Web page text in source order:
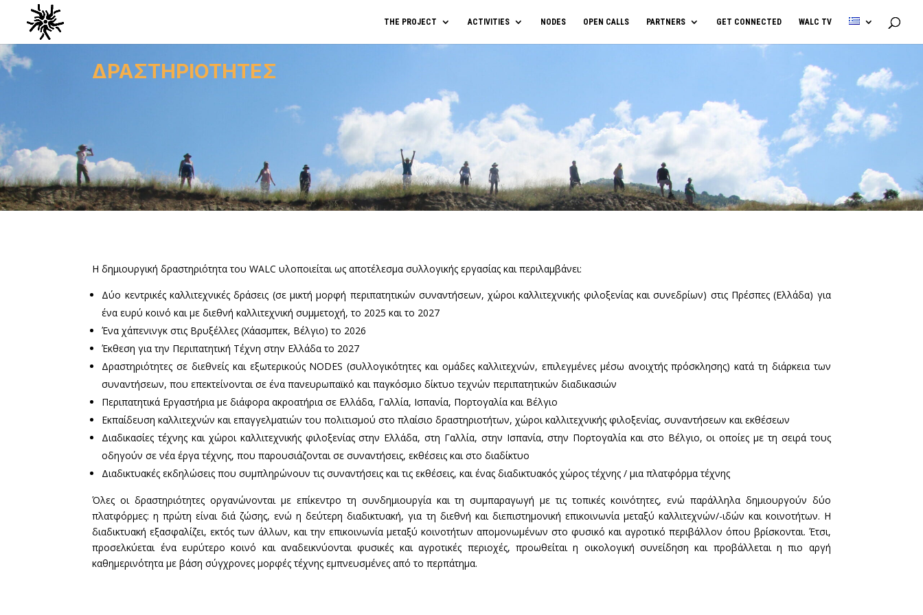
THE PROJECT ACTIVITIES NODES OPEN CALLS PARTNERS GET CONNECTED WALC TV
ΔΡΑΣΤΗΡΙΟΤΗΤΕΣ
Η δημιουργική δραστηριότητα του WALC υλοποιείται ως αποτέλεσμα συλλογικής εργασίας και περιλαμβάνει:
Δύο κεντρικές καλλιτεχνικές δράσεις (σε μικτή μορφή περιπατητικών συναντήσεων, χώροι καλλιτεχνικής φιλοξενίας και συνεδρίων) στις Πρέσπες (Ελλάδα) για
ένα ευρύ κοινό και με διεθνή καλλιτεχνική συμμετοχή, το 2025 και το 2027
Ένα χάπενινγκ στις Βρυξέλλες (Χάασμπεκ, Βέλγιο) το 2026
Έκθεση για την Περιπατητική Τέχνη στην Ελλάδα το 2027
Δραστηριότητες σε διεθνείς και εξωτερικούς NODES (συλλογικότητες και ομάδες καλλιτεχνών, επιλεγμένες μέσω ανοιχτής πρόσκλησης) κατά τη διάρκεια των
συναντήσεων, που επεκτείνονται σε ένα πανευρωπαϊκό και παγκόσμιο δίκτυο τεχνών περιπατητικών διαδικασιών
Περιπατητικά Εργαστήρια με διάφορα ακροατήρια σε Ελλάδα, Γαλλία, Ισπανία, Πορτογαλία και Βέλγιο
Εκπαίδευση καλλιτεχνών και επαγγελματιών του πολιτισμού στο πλαίσιο δραστηριοτήτων, χώροι καλλιτεχνικής φιλοξενίας, συναντήσεων και εκθέσεων
Διαδικασίες τέχνης και χώροι καλλιτεχνικής φιλοξενίας στην Ελλάδα, στη Γαλλία, στην Ισπανία, στην Πορτογαλία και στο Βέλγιο, οι οποίες με τη σειρά τους
οδηγούν σε νέα έργα τέχνης, που παρουσιάζονται σε συναντήσεις, εκθέσεις και στο διαδίκτυο
Διαδικτυακές εκδηλώσεις που συμπληρώνουν τις συναντήσεις και τις εκθέσεις, και ένας διαδικτυακός χώρος τέχνης / μια πλατφόρμα τέχνης
Όλες οι δραστηριότητες οργανώνονται με επίκεντρο τη συνδημιουργία και τη συμπαραγωγή με τις τοπικές κοινότητες, ενώ παράλληλα δημιουργούν δύο
πλατφόρμες: η πρώτη είναι διά ζώσης, ενώ η δεύτερη διαδικτυακή, για τη διεθνή και διεπιστημονική επικοινωνία μεταξύ καλλιτεχνών/-ιδών και κοινοτήτων. Η
διαδικτυακή εξασφαλίζει, εκτός των άλλων, και την επικοινωνία μεταξύ κοινοτήτων απομονωμένων στο φυσικό και αγροτικό περιβάλλον όπου βρίσκονται. Έτσι,
προσελκύεται ένα ευρύτερο κοινό και αναδεικνύονται φυσικές και αγροτικές περιοχές, προωθείται η οικολογική συνείδηση ​​και προβάλλεται η πιο αργή
καθημερινότητα με βάση σύγχρονες μορφές τέχνης εμπνευσμένες από το περπάτημα.